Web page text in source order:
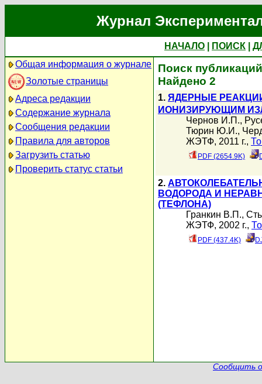
Журнал
НАЧАЛО ПОИСК
Общая информация о журнале
Золотые страницы
Адреса редакции
Содержание журнала
Сообщения редакции
Правила для авторов
Загрузить статью
Проверить статус статьи
Поиск
Найдено 2
1. ЯДЕРНЫЕ
ИОНИЗИРУЮЩИМ
Чернов И.П.,
Тюрин Ю.И.,
ЖЭТФ, 2011 г.,
PDF (2654.9K)
2.
ВОДОРОДА И
(ТЕФЛОНА)
Гранкин В.П.,
ЖЭТФ, 2002 г.,
PDF (437.4K)
Сообщить о